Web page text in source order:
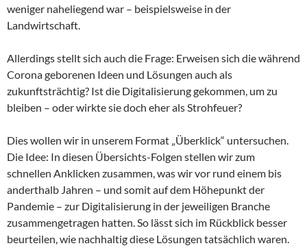
weniger naheliegend war – beispielsweise in der
Landwirtschaft.
Allerdings stellt sich auch die Frage: Erweisen sich die während
Corona geborenen Ideen und Lösungen auch als
zukunftsträchtig? Ist die Digitalisierung gekommen, um zu
bleiben – oder wirkte sie doch eher als Strohfeuer?
Dies wollen wir in unserem Format „Überklick“ untersuchen.
Die Idee: In diesen Übersichts-Folgen stellen wir zum
schnellen Anklicken zusammen, was wir vor rund einem bis
anderthalb Jahren – und somit auf dem Höhepunkt der
Pandemie – zur Digitalisierung in der jeweiligen Branche
zusammengetragen hatten. So lässt sich im Rückblick besser
beurteilen, wie nachhaltig diese Lösungen tatsächlich waren.